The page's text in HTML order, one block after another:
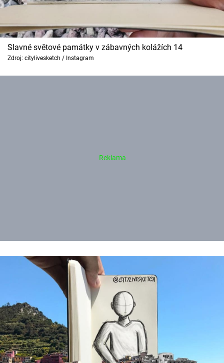
Slavné světové památky v zábavných kolážích 14
Zdroj: citylivesketch / Instagram